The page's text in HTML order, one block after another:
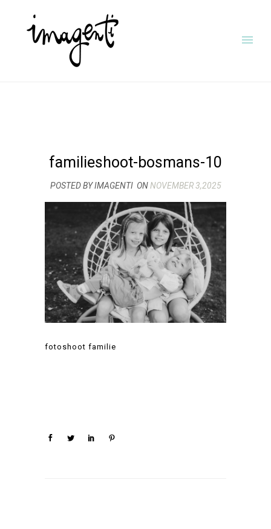
familieshoot-bosmans-10
POSTED BY IMAGENTI ONNOVEMBER 3,2025
fotoshoot familie